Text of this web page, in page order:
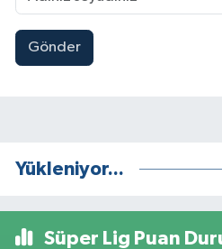
Gönder
Yükleniyor...
Süper Lig Puan